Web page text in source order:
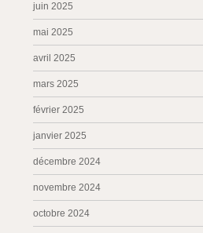
juin 2025
mai 2025
avril 2025
mars 2025
février 2025
janvier 2025
décembre 2024
novembre 2024
octobre 2024